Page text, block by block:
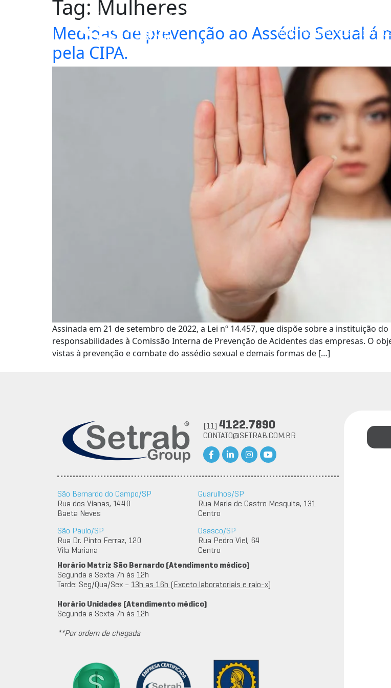
HOME QUEM SOMOS
Tag: Mulheres
Medidas de prevenção ao Assédio Sexual
pela CIPA.
Assinada em 21 de setembro de 2022, a Lei nº 14.457, que dispõe sobre a instituição
responsabilidades à Comissão Interna de Prevenção de Acidentes das empresas. O
vistas à prevenção e combate do assédio sexual e demais formas de […]
(11) 4122.7890
CONTATO@SETRAB.COM.BR
São Bernardo do Campo/SP
Rua dos Vianas, 1440
Baeta Neves
São Paulo/SP
Rua Dr. Pinto Ferraz, 120
Vila Mariana
Guarulhos/SP
Rua Maria de Castro Mesquita, 131
Centro
Osasco/SP
Rua Pedro Viel, 64
Centro
Horário Matriz São Bernardo (Atendimento médico)
Segunda a Sexta 7h às 12h
Tarde: Seg/Qua/Sex – 13h as 16h (Exceto laboratoriais e raio-x)
Horário Unidades (Atendimento médico)
Segunda a Sexta 7h às 12h
**Por ordem de chegada